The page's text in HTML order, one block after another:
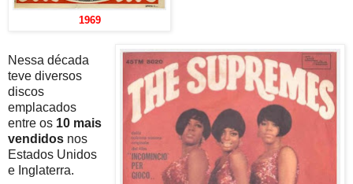
1969
Nessa década
teve diversos
discos
emplacados
entre os 10 mais
vendidos nos
Estados Unidos
e Inglaterra.